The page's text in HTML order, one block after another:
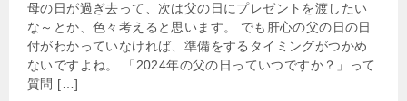
母の日が過ぎ去って、次は父の日にプレゼントを渡したい
な～とか、色々考えると思います。 でも肝心の父の日の日
付がわかっていなければ、準備をするタイミングがつかめ
ないですよね。 「2024年の父の日っていつですか？」って
質問 […]